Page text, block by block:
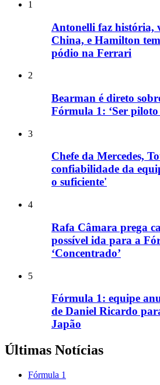
1
Antonelli faz história,
China, e Hamilton
pódio na Ferrari
2
Bearman é direto
Fórmula 1: ‘Ser
3
Chefe da Mercedes,
confiabilidade da
o suficiente'
4
Rafa Câmara prega
possível ida para a
‘Concentrado’
5
Fórmula 1: equipe
de Daniel Ricardo
Japão
Últimas Notícias
Fórmula 1